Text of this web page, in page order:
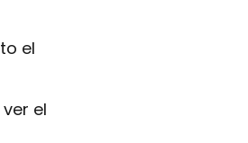
el
el